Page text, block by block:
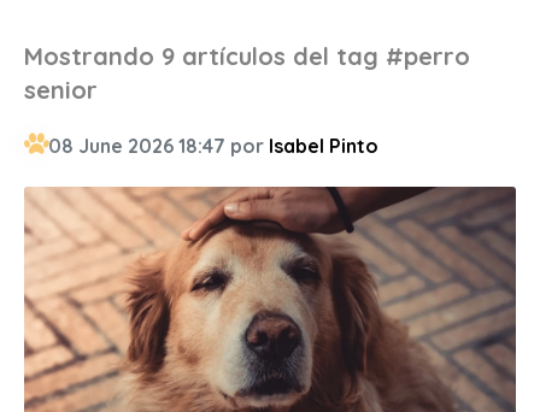
Mostrando 9 artículos del tag #perro
senior
08 June 2026 18:47 por Isabel Pinto